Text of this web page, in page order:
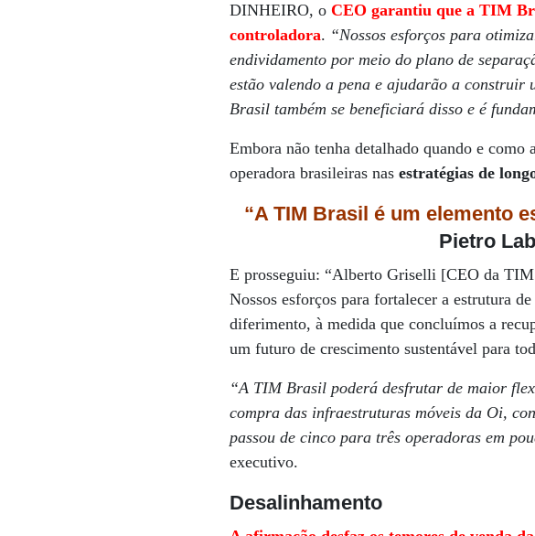
DINHEIRO, oCEO garantiu que a TIM
controladora. “Nossos esforços para
endividamento por meio do plano de
estão valendo a pena e ajudarão a construir
Brasil também se beneficiará disso e é
Embora não tenha detalhado quando e
operadora brasileiras nasestratégias de
“A TIM Brasil é um elemento
Pietro
E prosseguiu: “Alberto Griselli [CEO da
Nossos esforços para fortalecer a estrutura
diferimento, à medida que concluímos a
um futuro de crescimento sustentável para
“A TIM Brasil poderá desfrutar de maior
compra das infraestruturas móveis da Oi,
passou de cinco para três operadoras em
executivo.
Desalinhamento